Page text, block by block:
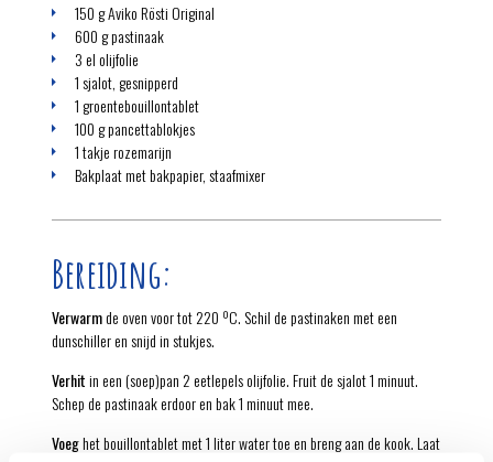
150 g Aviko Rösti Original
600 g pastinaak
3 el olijfolie
1 sjalot, gesnipperd
1 groentebouillontablet
100 g pancettablokjes
1 takje rozemarijn
Bakplaat met bakpapier, staafmixer
Bereiding:
Verwarmde oven voor tot 220 ºC. Schil de pastinaken met een
dunschiller en snijd in stukjes.
Verhitin een (soep)pan 2 eetlepels olijfolie. Fruit de sjalot 1 minuut.
Schep de pastinaak erdoor en bak 1 minuut mee.
Voeghet bouillontablet met 1 liter water toe en breng aan de kook. Laat